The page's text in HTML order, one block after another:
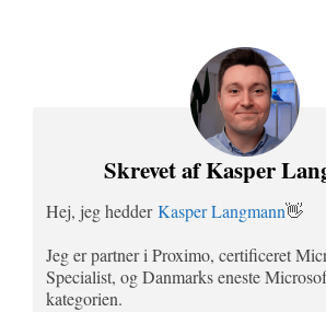
Skrevet af Kasper
Hej, jeg hedderKasper Langmann👋
Jeg er partner i Proximo, certificeret
Specialist, og Danmarks eneste
kategorien.